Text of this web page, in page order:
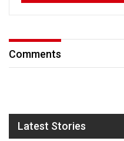
Comments
Latest Stories